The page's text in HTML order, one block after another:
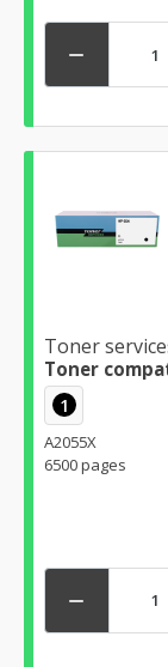

Toner
Toner
1
A2055X
6500 pages
